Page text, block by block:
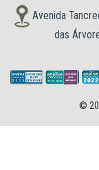
Avenida
das
©